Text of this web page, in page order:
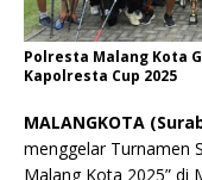
Polresta Malang Kota
Kapolresta Cup 2025
MALANGKOTA
menggelar Turnamen
Malang Kota 2025” di